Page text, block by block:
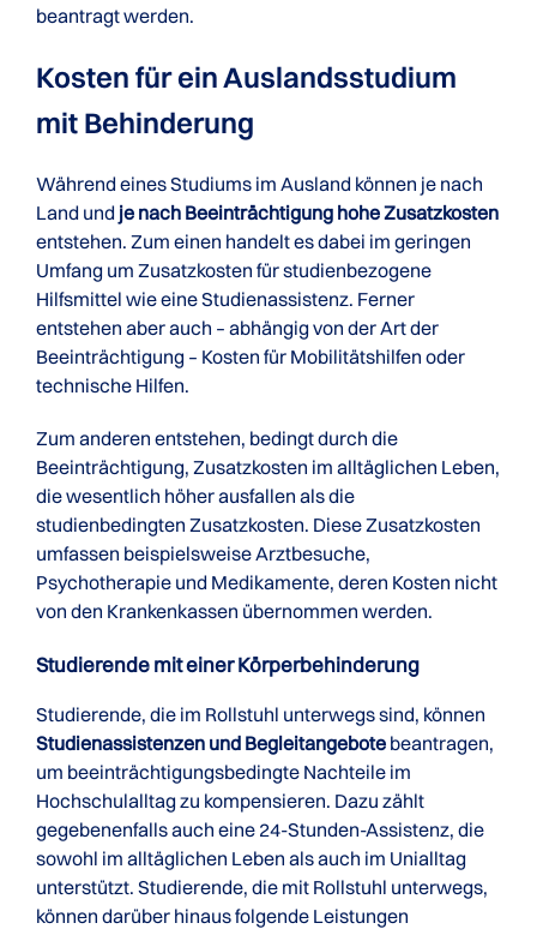
beantragt werden.
Kosten für ein Auslands­studium
mit Behinderung
Während eines Studiums im Ausland können je nach
Land und je nach Beeinträchtigung hohe Zusatzkosten
entstehen. Zum einen handelt es dabei im geringen
Umfang um Zusatzkosten für studienbezogene
Hilfsmittel wie eine Studienassistenz. Ferner
entstehen aber auch – abhängig von der Art der
Beeinträchtigung – Kosten für Mobilitätshilfen oder
technische Hilfen.
Zum anderen entstehen, bedingt durch die
Beeinträchtigung, Zusatzkosten im alltäglichen Leben,
die wesentlich höher ausfallen als die
studienbedingten Zusatzkosten. Diese Zusatzkosten
umfassen beispielsweise Arztbesuche,
Psychotherapie und Medikamente, deren Kosten nicht
von den Krankenkassen übernommen werden.
Studierende mit einer Körper­behinderung
Studierende, die im Rollstuhl unterwegs sind, können
Studienassistenzen und Begleitangebote beantragen,
um beeinträchtigungsbedingte Nachteile im
Hochschulalltag zu kompensieren. Dazu zählt
gegebenenfalls auch eine 24-Stunden-Assistenz, die
sowohl im alltäglichen Leben als auch im Unialltag
unterstützt. Studierende, die mit Rollstuhl unterwegs,
können darüber hinaus folgende Leistungen